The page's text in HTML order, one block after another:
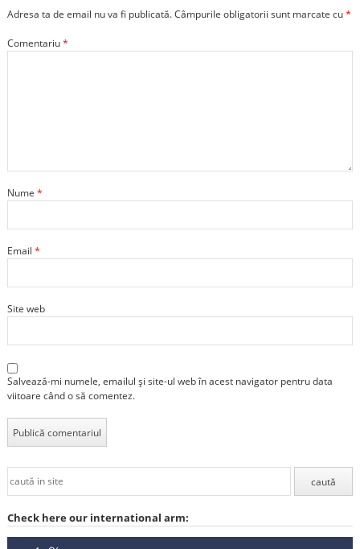
Adresa ta de email nu va fi publicată.Câmpurile obligatorii sunt marcate cu*
Comentariu*
Nume *
Email *
Site web
Salvează-mi numele, emailul și site-ul web în acest navigator pentru data
viitoare când o să comentez.
Check here our international arm: